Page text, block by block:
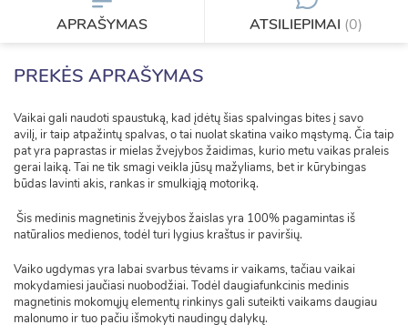
APRAŠYMAS ATSILIEPIMAI (0)
PREKĖS APRAŠYMAS
Vaikai gali naudoti spaustuką, kad įdėtų šias spalvingas bites į savo
avilį, ir taip atpažintų spalvas, o tai nuolat skatina vaiko mąstymą. Čia taip
pat yra paprastas ir mielas žvejybos žaidimas, kurio metu vaikas praleis
gerai laiką. Tai ne tik smagi veikla jūsų mažyliams, bet ir kūrybingas
būdas lavinti akis, rankas ir smulkiąją motoriką.
Šis medinis magnetinis žvejybos žaislas yra 100% pagamintas iš
natūralios medienos, todėl turi lygius kraštus ir paviršių.
Vaiko ugdymas yra labai svarbus tėvams ir vaikams, tačiau vaikai
mokydamiesi jaučiasi nuobodžiai. Todėl daugiafunkcinis medinis
magnetinis mokomųjų elementų rinkinys gali suteikti vaikams daugiau
malonumo ir tuo pačiu išmokyti naudingų dalykų.